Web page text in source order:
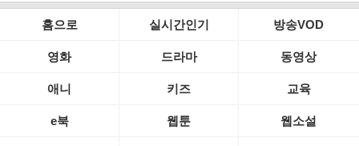
홈으로 실시간인기 방송VOD
영화 드라마 동영상
애니 키즈 교육
e북 웹툰 웹소설